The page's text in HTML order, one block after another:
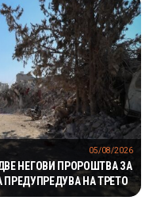
НЕГОВИ ПРОРОШТВА ЗА
ПРЕДУПРЕДУВА НА ТРЕТО
05/08/2026